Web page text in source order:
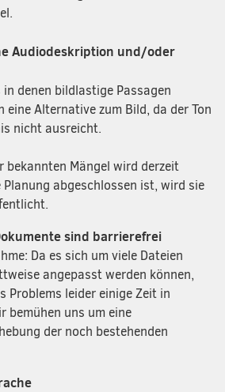
Audiodeskription und/oder
denen bildlastige Passagen
eine Alternative zum Bild, da der Ton
nicht ausreicht.
bekannten Mängel wird derzeit
abgeschlossen ist, wird sie
sind barrierefrei
Da es sich um viele Dateien
angepasst werden können,
Problems leider einige Zeit in
bemühen uns um eine
der noch bestehenden